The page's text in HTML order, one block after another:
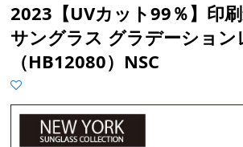
2023【UVカット99％】印
サングラス グラデーション
（HB12080）NSC